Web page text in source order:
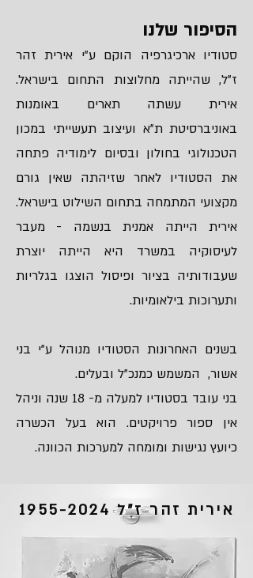
הסיפור שלנו
סטודיו ארכיגרפיה הוקם ע"י אירית זהר
ז"ל, שהייתה מחלוצות התחום בישראל.
אירית עשתה תארים באומנות
באוניברסיטת ת"א ועיצוב תעשייתי במכון
הטכנולוגי בחולון ובסיום לימודיה פתחה
את הסטודיו לאחר שזיהתה שאין גורם
מקצועי המתמחה בתחום השילוט בישראל.
אירית הייתה אמנית בנשמה - מעבר
לעיסוקיה במשרד היא הייתה יוצרת
שעבודותיה בציור ופיסול הוצגו בגלריות
ותערוכות בילאומיות.
בשנים האחרונות הסטודיו מנוהל ע"י בני
אשור, המשמש כמנכ"ל ובעלים.
בני עובד בסטודיו למעלה מ- 18 שנה וניהל
אין ספור פרויקטים. הוא בעל הכשרה
כיועץ נגישות ומומחה למערכות הכוונה.
אירית זהר ז"ל 1955-2024